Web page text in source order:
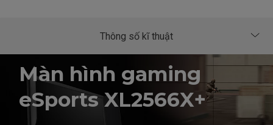
Màn hình gaming
eSports XL2566X+